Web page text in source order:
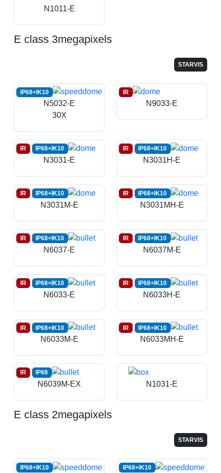
N1011-E
E class 3megapixels
STARVIS
IP68+IK10
N5032-E
30X
IR
N9033-E
IR IP68+IK10
N3031-E
IR IP68+IK10
N3031H-E
IR IP68+IK10
N3031M-E
IR IP68+IK10
N3031MH-E
IR IP68+IK10
N6037-E
IR IP68+IK10
N6037M-E
IR IP68+IK10
N6033-E
IR IP68+IK10
N6033H-E
IR IP68+IK10
N6033M-E
IR IP68+IK10
N6033MH-E
IR IP68
N6039M-EX N1031-E
E class 2megapixels
STARVIS
IP68+IK10 IP68+IK10